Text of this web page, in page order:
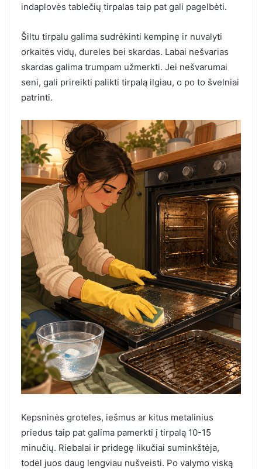
indaplovės tablečių tirpalas taip pat gali pagelbėti.
Šiltu tirpalu galima sudrėkinti kempinę ir nuvalyti
orkaitės vidų, dureles bei skardas. Labai nešvarias
skardas galima trumpam užmerkti. Jei nešvarumai
seni, gali prireikti palikti tirpalą ilgiau, o po to švelniai
patrinti.
Kepsninės groteles, iešmus ar kitus metalinius
priedus taip pat galima pamerkti į tirpalą 10-15
minučių. Riebalai ir pridegę likučiai suminkštėja,
todėl juos daug lengviau nušveisti. Po valymo viską